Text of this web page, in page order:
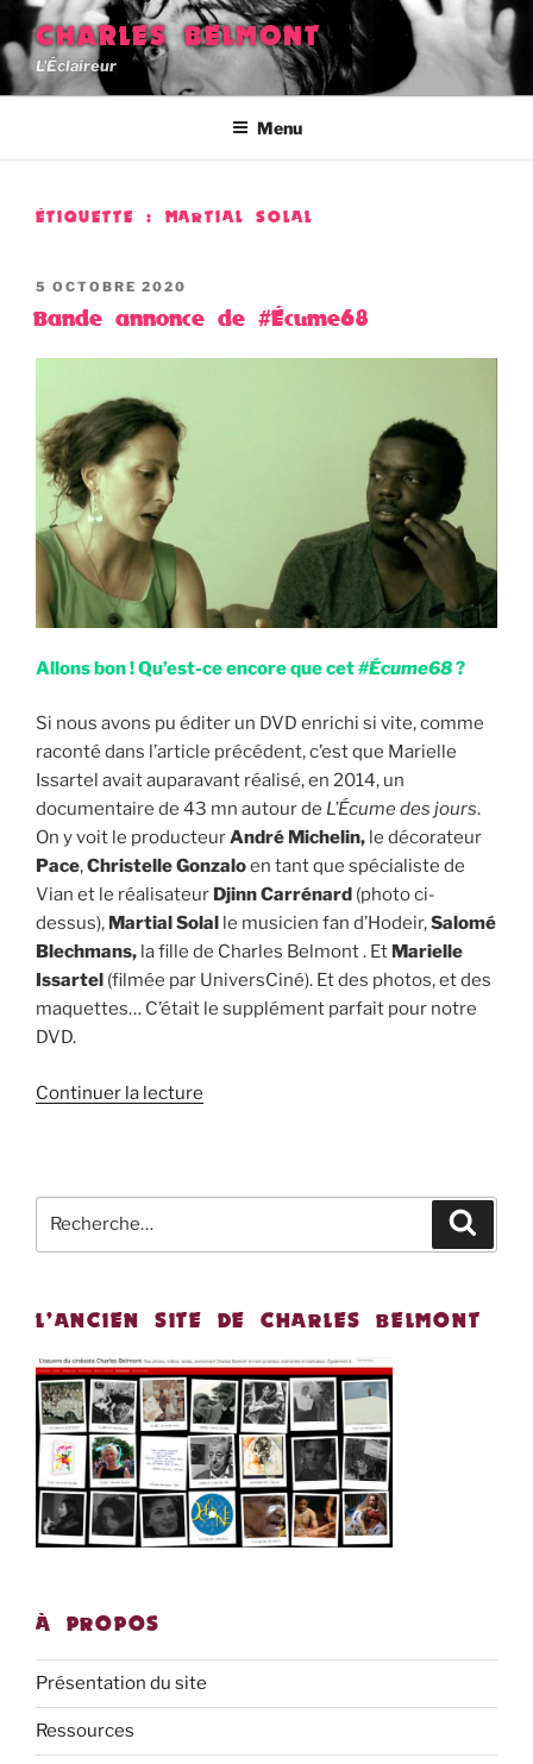
Aller
au
contenu
principal
CHARLES BELMONT
L'Éclaireur
Menu
ÉTIQUETTE : MARTIAL SOLAL
PUBLIÉ
5 OCTOBRE 2020
Bande annonce de #Écume68
Allons bon ! Qu’est-ce encore que cet#Écume68?
Si nous avons pu éditer un DVD enrichi si vite, comme
raconté dans l’article précédent, c’est que Marielle
Issartel avait auparavant réalisé, en 2014, un
documentaire de 43 mn autour de L’Écume des jours.
On y voit le producteurAndré Michelin, le décorateur
Pace,Christelle Gonzaloen tant que spécialiste de
Vian et le réalisateur Djinn Carrénard (photo ci-
dessus), Martial Solal le musicien fan d’Hodeir,Salomé
Blechmans, la fille de Charles Belmont . Et Marielle
Issartel (filmée par UniversCiné). Et des photos, et des
maquettes… C’était le supplément parfait pour notre
DVD.
Continuer la lecture
pour
L’ANCIEN SITE DE CHARLES BELMONT
À PROPOS
Présentation du site
Ressources